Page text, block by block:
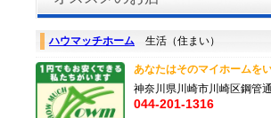
ハウマッチホーム 生活（住まい）
あなたはそのマイホームを
神奈川県川崎市川崎区鋼管
044-201-1316